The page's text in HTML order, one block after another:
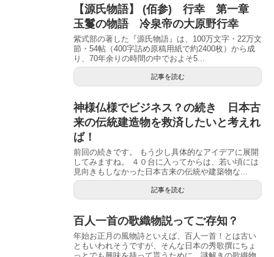
【源氏物語】 (佰参) 行幸 第一章
玉鬘の物語 冷泉帝の大原野行幸
紫式部の著した『源氏物語』は、100万文字・22万文
節・54帖（400字詰め原稿用紙で約2400枚）から成
り、70年余りの時間の中でおよそ5...
記事を読む
神様仏様でビジネス？の続き 日本古
来の伝統建造物を救済したいと考えれ
ば！
前回の続きです。 もう少し具体的なアイデアに展開
してみますね。 ４０台に入ってからは、若い頃には
見向きもしなかった日本古来の伝統や建築物な...
記事を読む
百人一首の歌織物説ってご存知？
年始お正月の風物詩といえば、百人一首！とは古い
ともいわれそうですが、そんな日本の秀歌撰にちょ